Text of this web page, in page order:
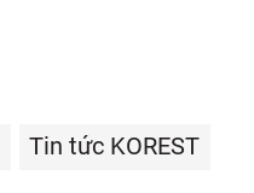
Tin tức KOREST